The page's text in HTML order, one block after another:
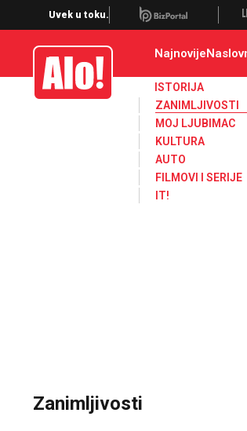
Uvek u toku.
Alo Najnovije
ISTORIJA
ZANIMLJIVOSTI
MOJ LJUBIMAC
KULTURA
AUTO
FILMOVI I SERIJE
IT!
Zanimljivosti